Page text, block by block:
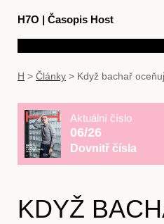
H7O | Časopis Host
H > Články > Když bachař
Aktuální číslo
06/26
Dovnitř čísla
KDYŽ